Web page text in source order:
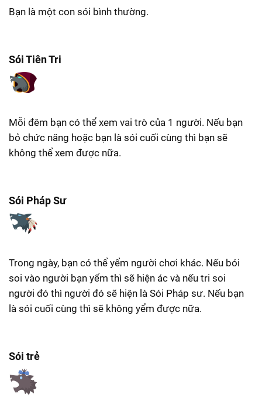
Bạn là một con sói bình thường.
Sói Tiên Tri
Mỗi đêm bạn có thể xem vai trò của 1 người. Nếu bạn
bỏ chức năng hoặc bạn là sói cuối cùng thì bạn sẽ
không thể xem được nữa.
Sói Pháp Sư
Trong ngày, bạn có thể yểm người chơi khác. Nếu bói
soi vào người bạn yểm thì sẽ hiện ác và nếu tri soi
người đó thì người đó sẽ hiện là Sói Pháp sư. Nếu bạn
là sói cuối cùng thì sẽ không yểm được nữa.
Sói trẻ